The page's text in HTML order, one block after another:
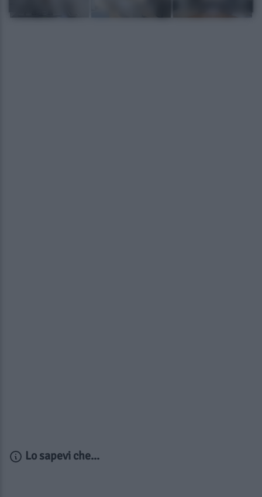
Lo sapevi che...